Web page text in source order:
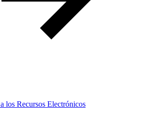
los Recursos Electrónicos